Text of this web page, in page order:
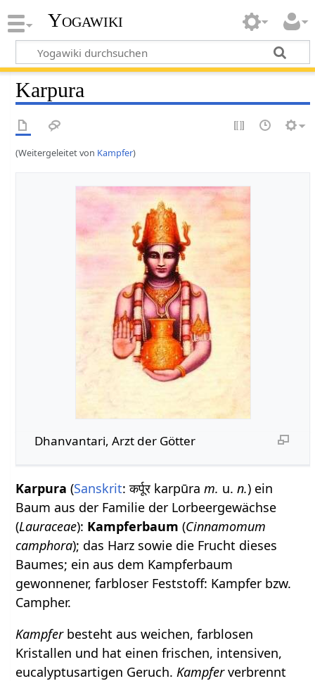
Yogawiki
Karpura
(Weitergeleitet von Kampfer)
Dhanvantari, Arzt der Götter
Karpura (Sanskrit: कर्पूर karpūram. u.n.) ein
Baum aus der Familie der Lorbeergewächse
(Lauraceae): Kampferbaum (Cinnamomum
camphora); das Harz sowie die Frucht dieses
Baumes; ein aus dem Kampferbaum
gewonnener, farbloser Feststoff: Kampfer bzw.
Campher.
Kampferbesteht aus weichen, farblosen
Kristallen und hat einen frischen, intensiven,
eucalyptusartigen Geruch.Kampferverbrennt